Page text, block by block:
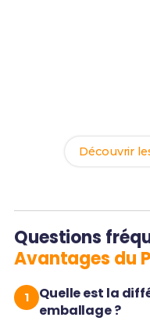
Découvrir
Questions
Avantages du
Quelle est la
emballage ?